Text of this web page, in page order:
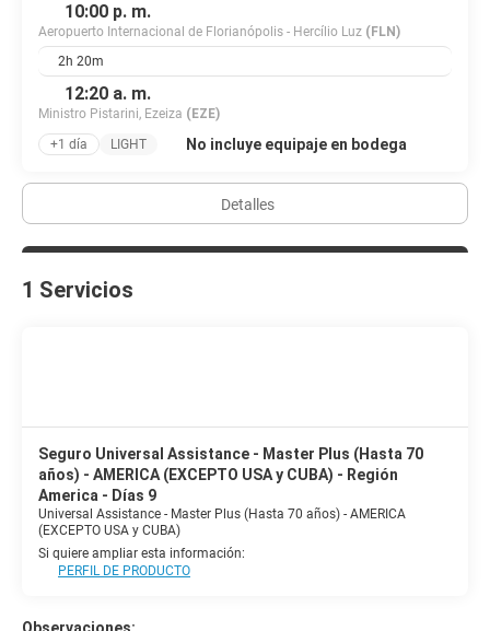
10:00 p. m.
Aeropuerto Internacional de Florianópolis - Hercílio Luz (FLN)
2h 20m
12:20 a. m.
Ministro Pistarini, Ezeiza (EZE)
+1 día
LIGHT No incluye equipaje en bodega
Detalles
1 Servicios
Seguro Universal Assistance - Master Plus (Hasta 70
años) - AMERICA (EXCEPTO USA y CUBA) - Región
America - Días 9
Universal Assistance - Master Plus (Hasta 70 años) - AMERICA
(EXCEPTO USA y CUBA)
Si quiere ampliar esta información:
PERFIL DE PRODUCTO